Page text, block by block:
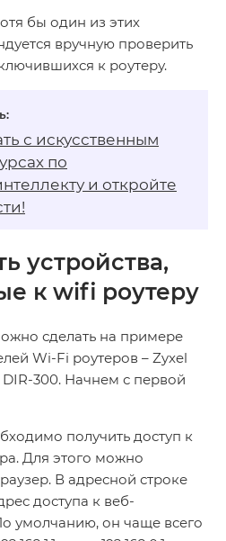
бы один из этих
вручную проверить
к роутеру.
с искусственным
по
и откройте
устройства,
к wifi роутеру
сделать на примере
Wi-Fi роутеров – Zyxel
300. Начнем с первой
получить доступ к
Для этого можно
В адресной строке
доступа к веб-
умолчанию, он чаще всего